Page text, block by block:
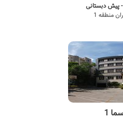
- پیش دبستانی
منطقه 1
سما 1